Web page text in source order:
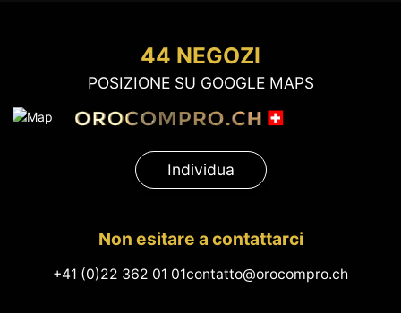
44 NEGOZI
POSIZIONE SU GOOGLE MAPS
Individua
Non esitare a contattarci
+41 (0)22 362 01 01contatto@orocompro.ch